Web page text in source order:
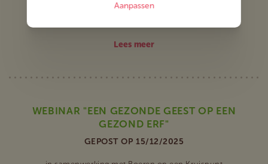
Lees meer
WEBINAR "EEN GEZONDE GEEST OP EEN
GEZOND ERF"
GEPOST OP 15/12/2025
Aanpassen